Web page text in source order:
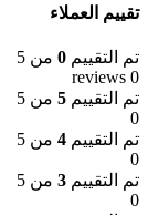
تقييم العملاء
تم التقييم 0 من 5
0 reviews
تم التقييم 5 من 5
0
تم التقييم 4 من 5
0
تم التقييم 3 من 5
0